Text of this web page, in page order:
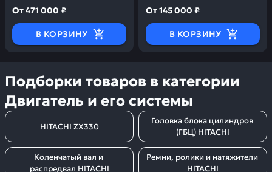
От471 000 ₽
В КОРЗИНУ
От145 000 ₽
В КОРЗИНУ
Подборки товаров в категории
Двигатель и его системы
HITACHI ZX330
Головка блока цилиндров
(ГБЦ) HITACHI
Коленчатый вал и
распредвал HITACHI
Ремни, ролики и натяжители
HITACHI